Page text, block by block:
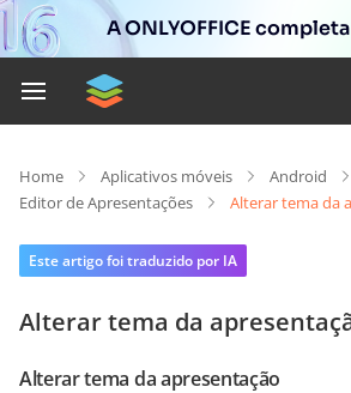
A ONLYOFFICE
Home Aplicativos móveis Android
Editor de Apresentações
Alterar tema da
Este artigo foi traduzido por IA
Alterar tema da
Alterar tema da apresentação